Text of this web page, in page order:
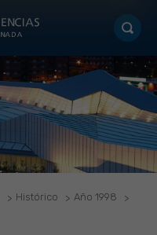
Histórico
Año 1998